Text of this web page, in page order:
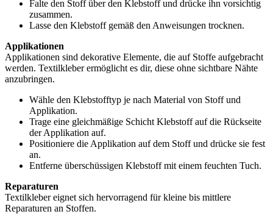
Falte den Stoff über den Klebstoff und drücke ihn vorsichtig
zusammen.
Lasse den Klebstoff gemäß den Anweisungen trocknen.
Applikationen
Applikationen sind dekorative Elemente, die auf Stoffe aufgebracht
werden. Textilkleber ermöglicht es dir, diese ohne sichtbare Nähte
anzubringen.
Wähle den Klebstofftyp je nach Material von Stoff und
Applikation.
Trage eine gleichmäßige Schicht Klebstoff auf die Rückseite
der Applikation auf.
Positioniere die Applikation auf dem Stoff und drücke sie fest
an.
Entferne überschüssigen Klebstoff mit einem feuchten Tuch.
Reparaturen
Textilkleber eignet sich hervorragend für kleine bis mittlere
Reparaturen an Stoffen.